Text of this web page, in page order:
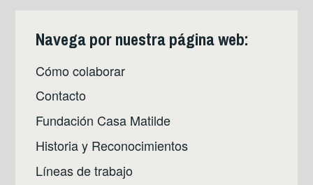
Navega por nuestra página web:
Cómo colaborar
Contacto
Fundación Casa Matilde
Historia y Reconocimientos
Líneas de trabajo